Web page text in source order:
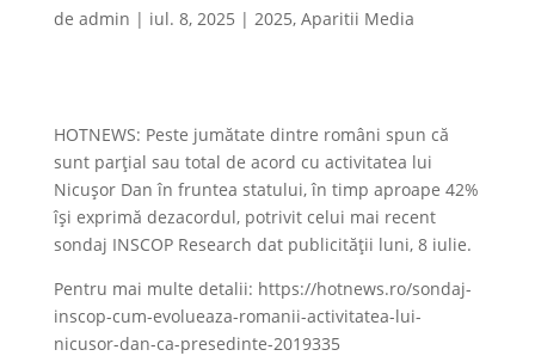
de admin | iul. 8, 2025 | 2025, Aparitii Media
HOTNEWS: Peste jumătate dintre români spun că
sunt parțial sau total de acord cu activitatea lui
Nicușor Dan în fruntea statului, în timp aproape 42%
își exprimă dezacordul, potrivit celui mai recent
sondaj INSCOP Research dat publicității luni, 8 iulie.
Pentru mai multe detalii: https://hotnews.ro/sondaj-
inscop-cum-evolueaza-romanii-activitatea-lui-
nicusor-dan-ca-presedinte-2019335